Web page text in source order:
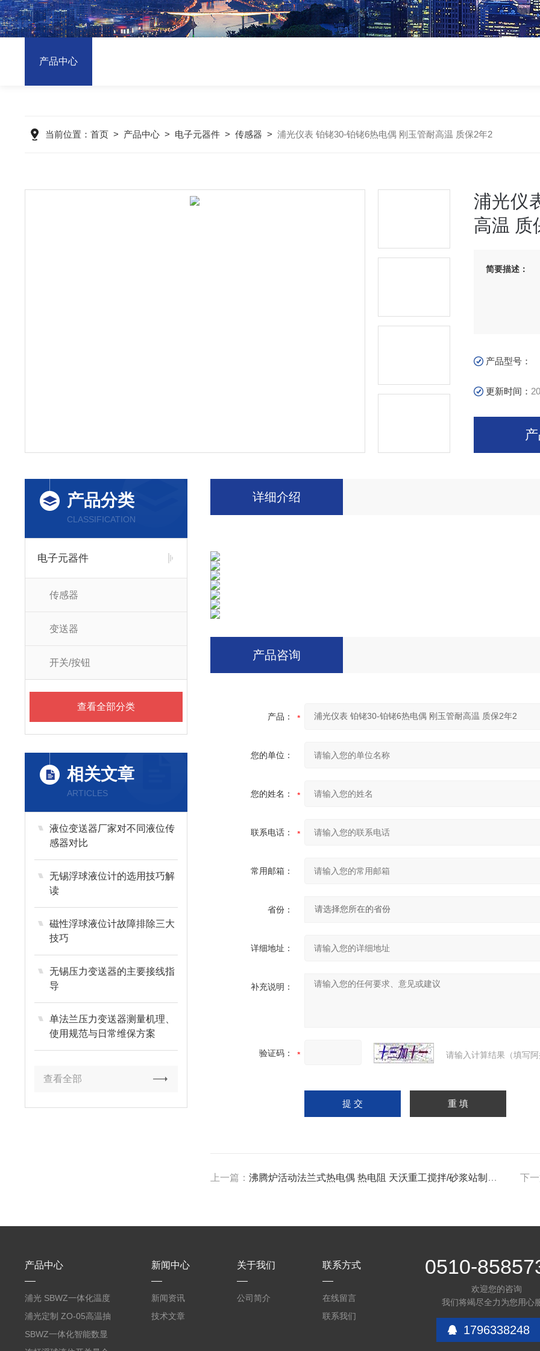
产品中心
当前位置： 首页> 产品中心> 电子元器件> 传感器 > 浦光仪表 铂铑30-铂铑6热电偶 刚玉管耐高温 质保2年2
浦光仪
高温 质
简要描述：
产品型号：
更新时间：
产品分类
CLASSIFICATION
电子元器件
传感器
变送器
开关/按钮
查看全部分类
相关文章
ARTICLES
液位变送器厂家对不同液位传
感器对比
无锡浮球液位计的选用技巧解
读
磁性浮球液位计故障排除三大
技巧
无锡压力变送器的主要接线指
导
单法兰压力变送器测量机理、
使用规范与日常维保方案
查看全部
详细介绍
产品咨询
产品：
您的单位：
您的姓名：
联系电话：
常用邮箱：
省份：
详细地址：
补充说明：
验证码： 请输入计算结果（填写
上一篇：沸腾炉活动法兰式热电偶 热电阻 天沃重工搅拌/砂浆站制砂线配件 下一
产品中心
浦光 SBWZ一体化温度
变送器传感器 防爆热电
阻PT100 数显远传4-
浦光定制 ZO-05高温抽
气式氧化锆分析仪 防爆
SBWZ一体化智能数显
新闻中心
新闻资讯
技术文章
关于我们
公司简介
联系方式
在线留言
联系我们
0510-
欢迎您的咨询
我们将竭尽全力为您用心
1796338248